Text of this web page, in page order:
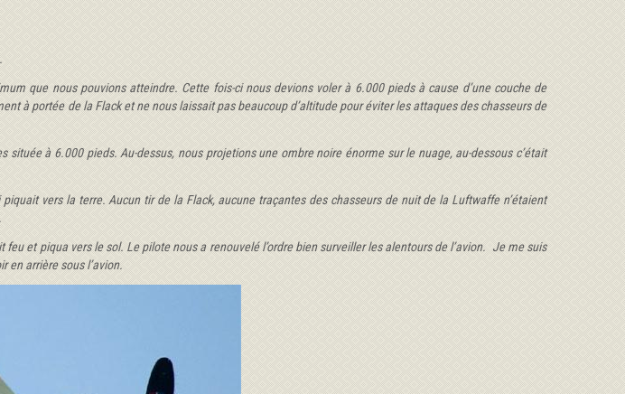
que nous pouvions atteindre. Cette fois-ci nous devions voler à 6.000 pieds à cause d’une couche de
à portée de la Flack et ne nous laissait pas beaucoup d’altitude pour éviter les attaques des chasseurs de
située à 6.000 pieds. Au-dessus, nous projetions une ombre noire énorme sur le nuage, au-dessous c’était
vers la terre. Aucun tir de la Flack, aucune traçantes des chasseurs de nuit de la Luftwaffe n’étaient
et piqua vers le sol. Le pilote nous a renouvelé l’ordre bien surveiller les alentours de l’avion. Je me suis
en arrière sous l’avion.